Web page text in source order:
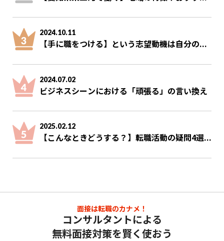
2024.10.11
【手に職をつける】という志望動機は自分の...
2024.07.02
ビジネスシーンにおける「頑張る」の言い換え
2025.02.12
【こんなときどうする？】転職活動の疑問4選...
面接は転職のカナメ！
コンサルタントによる
無料面接対策を賢く使おう